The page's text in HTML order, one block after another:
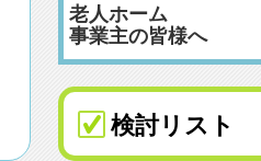
老人ホーム
事業主の皆様へ
検討リスト